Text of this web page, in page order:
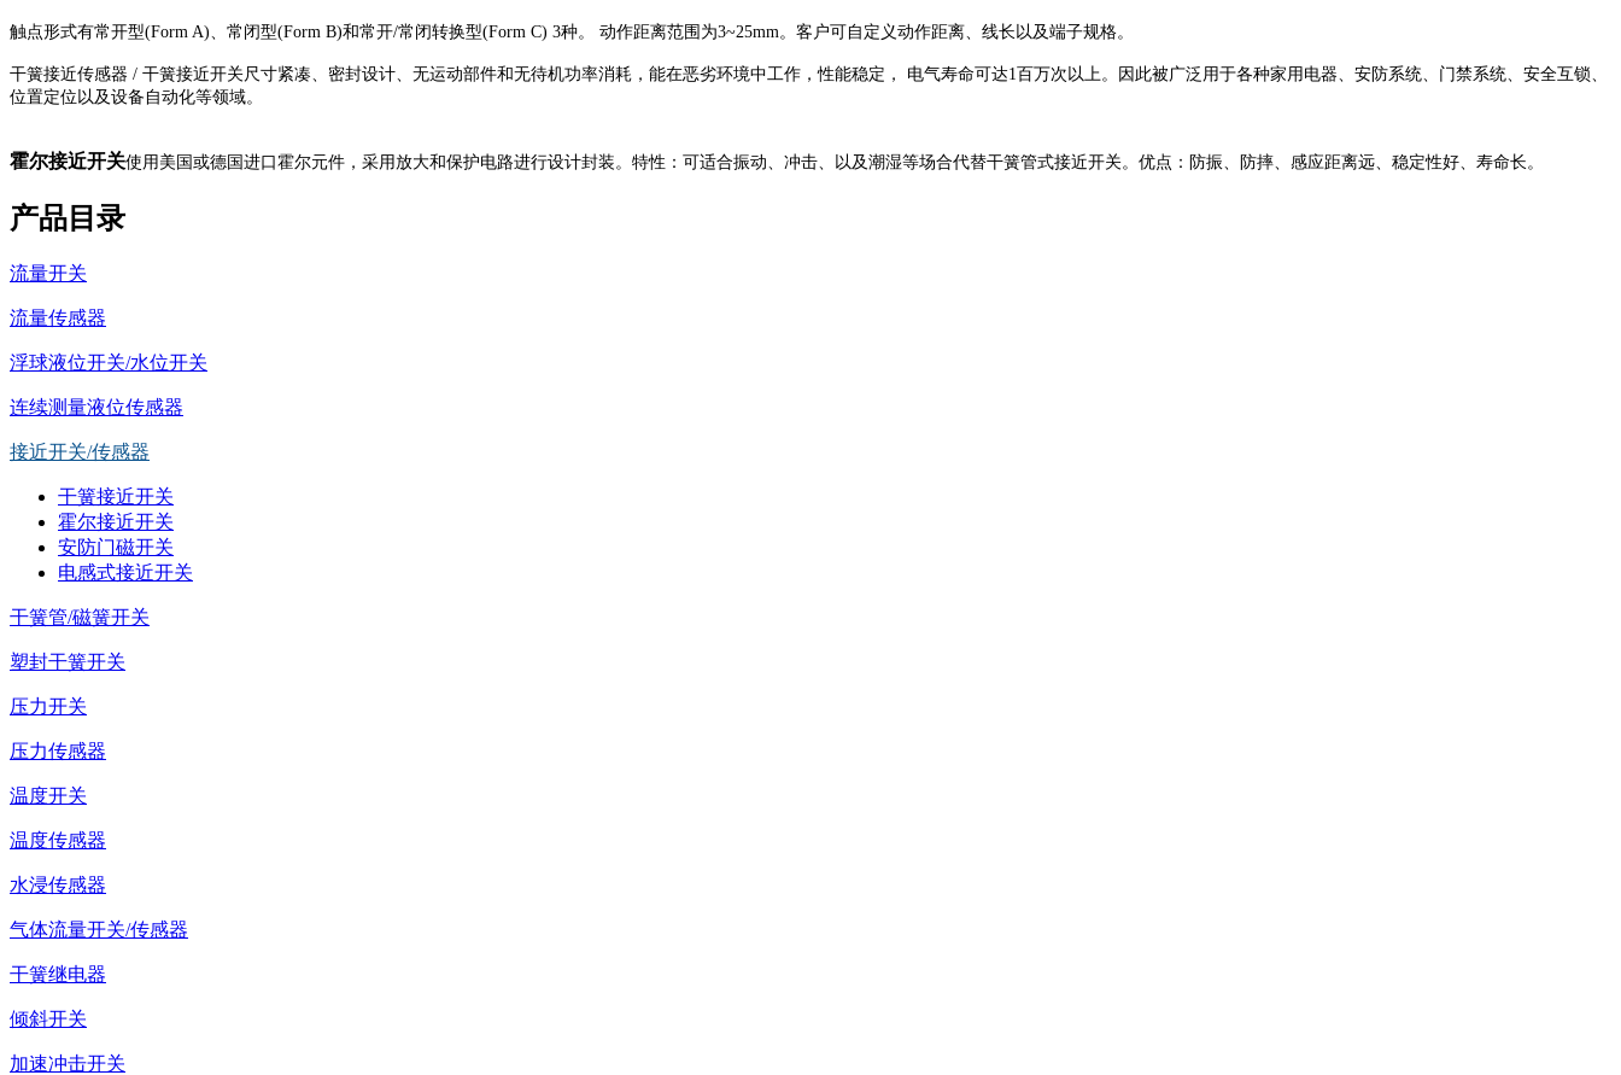
触点形式有常开型(Form A)、常闭型(Form B)和常开/常闭转换型(Form C) 3种。 动作距离范围为3~25mm。客户可自定义动作距离、线长以及端子规格。
干簧接近传感器 / 干簧接近开关尺寸紧凑、密封设计、无运动部件和无待机功率消耗，能在恶劣环境中工作，性能稳定， 电气寿命可达1百万次以上。因此被广泛用于各种家用电器、安防系统、门禁系统、安全互锁、
位置定位以及设备自动化等领域。
霍尔接近开关使用美国或德国进口霍尔元件，采用放大和保护电路进行设计封装。特性：可适合振动、冲击、以及潮湿等场合代替干簧管式接近开关。优点：防振、防摔、感应距离远、稳定性好、寿命长。
产品目录
流量开关
流量传感器
浮球液位开关/水位开关
连续测量液位传感器
接近开关/传感器
干簧接近开关
霍尔接近开关
安防门磁开关
电感式接近开关
干簧管/磁簧开关
塑封干簧开关
压力开关
压力传感器
温度开关
温度传感器
水浸传感器
气体流量开关/传感器
干簧继电器
倾斜开关
加速冲击开关